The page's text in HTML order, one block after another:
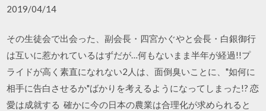
2019/04/14
その生徒会で出会った、副会長・四宮かぐやと会長・白銀御行
は互いに惹かれているはずだが…何もないまま半年が経過!!プ
ライドが高く素直になれない2人は、面倒臭いことに、"如何に
相手に告白させるか"ばかりを考えるようになってしまった!? 恋
愛は成就する 確かに今の日本の農業は合理化が求められると